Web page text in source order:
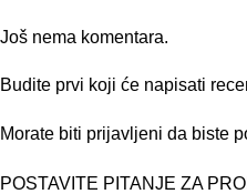
Još nema komentara.
Budite prvi koji će napisati
Morate biti prijavljeni da biste
POSTAVITE PITANJE ZA